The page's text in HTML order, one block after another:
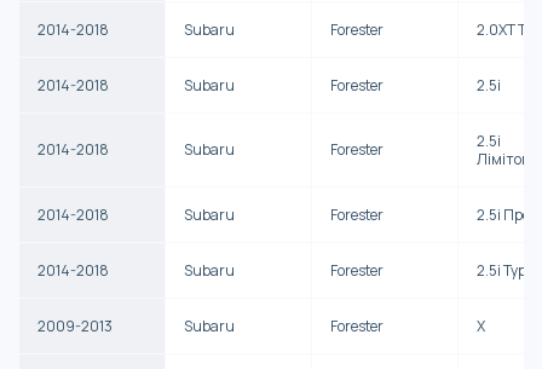
2014-2018 Subaru Forester 2.0XT
2014-2018 Subaru Forester 2.5i
2014-2018 Subaru Forester
2.5i
2014-2018 Subaru Forester 2.5i
2014-2018 Subaru Forester 2.5i
2009-2013 Subaru Forester X